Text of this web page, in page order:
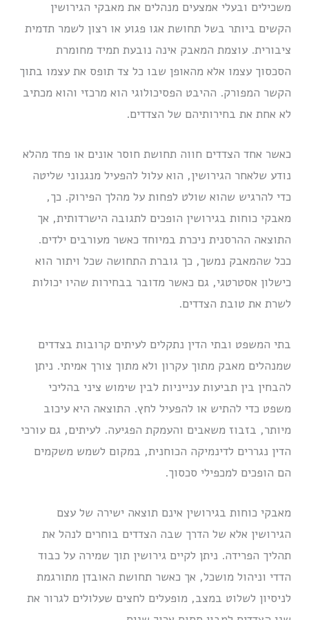
משכילים ובעלי אמצעים מנהלים את מאבקי הגירושין
הקשים ביותר בשל תחושת אגו פגוע או רצון לשמר תדמית
ציבורית. עוצמת המאבק אינה נובעת תמיד מחומרת
הסכסוך עצמו אלא מהאופן שבו כל צד תופס את עצמו בתוך
הקשר המפורק. ההיבט הפסיכולוגי הוא מרכזי והוא מכתיב
לא אחת את בחירותיהם של הצדדים.
כאשר אחד הצדדים חווה תחושת חוסר אונים או פחד מהלא
נודע שלאחר הגירושין, הוא עלול להפעיל מנגנוני שליטה
כדי להרגיש שהוא שולט לפחות על מהלך הפירוק. כך,
מאבקי כוחות בגירושין הופכים לתגובה הישרדותית, אך
התוצאה ההרסנית ניכרת במיוחד כאשר מעורבים ילדים.
ככל שהמאבק נמשך, כך גוברת התחושה שכל ויתור הוא
כישלון אסטרטגי, גם כאשר מדובר בבחירות שהיו יכולות
לשרת את טובת הצדדים.
בתי המשפט ובתי הדין נתקלים לעיתים קרובות בצדדים
שמנהלים מאבק מתוך עקרון ולא מתוך צורך אמיתי. ניתן
להבחין בין תביעות ענייניות לבין שימוש ציני בהליכי
משפט כדי להתיש או להפעיל לחץ. התוצאה היא עיכוב
מיותר, בזבוז משאבים והעמקת הפגיעה. לעיתים, גם עורכי
הדין נגררים לדינמיקה הכוחנית, במקום לשמש משקמים
הם הופכים למכפילי סכסוך.
מאבקי כוחות בגירושין אינם תוצאה ישירה של עצם
הגירושין אלא של הדרך שבה הצדדים בוחרים לנהל את
תהליך הפרידה. ניתן לקיים גירושין תוך שמירה על כבוד
הדדי וניהול מושכל, אך כאשר תחושת האובדן מתורגמת
לניסיון לשלוט במצב, מופעלים לחצים שעלולים לגרור את